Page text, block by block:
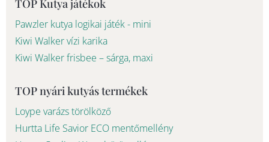
TOP Kutya játékok
Pawzler kutya logikai játék - mini
Kiwi Walker vízi karika
Kiwi Walker frisbee – sárga, maxi
TOP nyári kutyás termékek
Loype varázs törölköző
Hurtta Life Savior ECO mentőmellény